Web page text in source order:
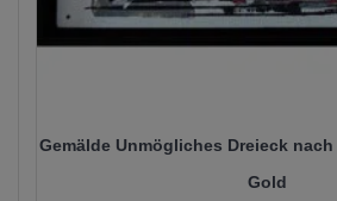
Gemälde Unmögliches Dreieck
Gold